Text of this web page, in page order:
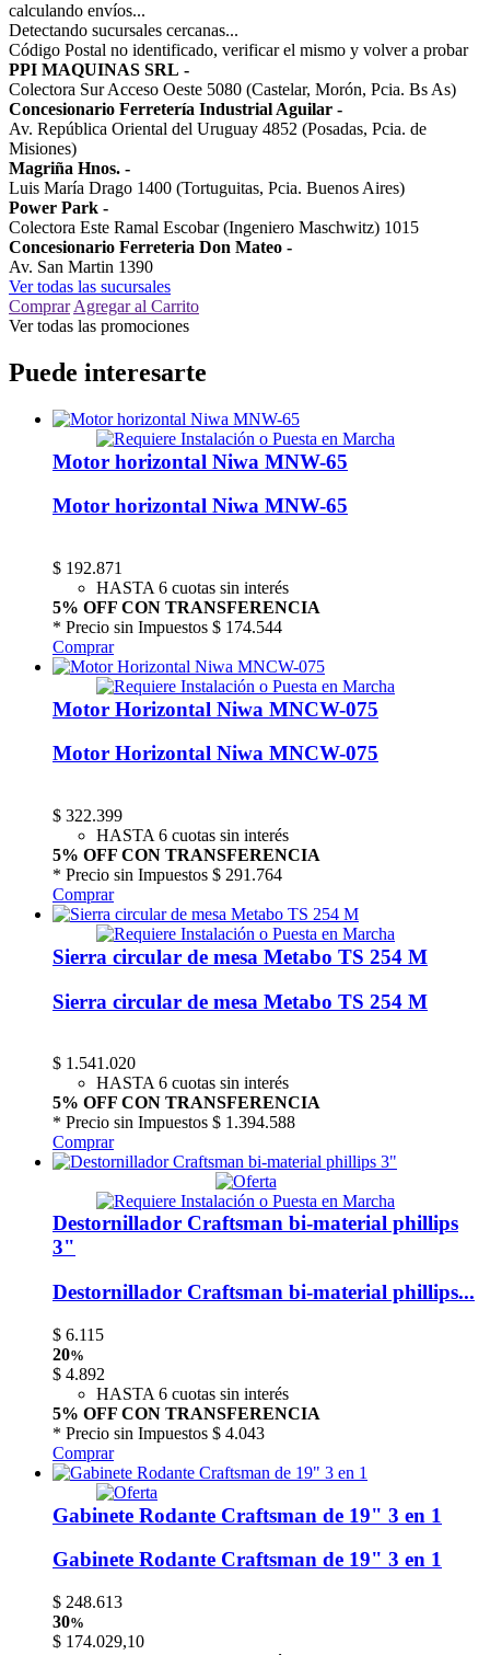
calculando envíos...
Detectando sucursales cercanas...
Código Postal no identificado, verificar el mismo y volver a probar
PPI MAQUINAS SRL -
Colectora Sur Acceso Oeste 5080 (Castelar, Morón, Pcia. Bs As)
Concesionario Ferretería Industrial Aguilar -
Av. República Oriental del Uruguay 4852 (Posadas, Pcia. de
Misiones)
Magriña Hnos. -
Luis María Drago 1400 (Tortuguitas, Pcia. Buenos Aires)
Power Park -
Colectora Este Ramal Escobar (Ingeniero Maschwitz) 1015
Concesionario Ferreteria Don Mateo -
Av. San Martin 1390
Ver todas las sucursales
Comprar Agregar al Carrito
Ver todas las promociones
Puede interesarte
Motor horizontal Niwa MNW-65
Motor horizontal Niwa MNW-65
$ 192.871
HASTA 6 cuotas sin interés
5% OFF CON TRANSFERENCIA
* Precio sin Impuestos $ 174.544
Comprar
Motor Horizontal Niwa MNCW-075
Motor Horizontal Niwa MNCW-075
$ 322.399
HASTA 6 cuotas sin interés
5% OFF CON TRANSFERENCIA
* Precio sin Impuestos $ 291.764
Comprar
Sierra circular de mesa Metabo TS 254 M
Sierra circular de mesa Metabo TS 254 M
$ 1.541.020
HASTA 6 cuotas sin interés
5% OFF CON TRANSFERENCIA
* Precio sin Impuestos $ 1.394.588
Comprar
Destornillador Craftsman bi-material phillips
3"
Destornillador Craftsman bi-material phillips...
$ 6.115
20%
$ 4.892
HASTA 6 cuotas sin interés
5% OFF CON TRANSFERENCIA
* Precio sin Impuestos $ 4.043
Comprar
Gabinete Rodante Craftsman de 19" 3 en 1
Gabinete Rodante Craftsman de 19" 3 en 1
$ 248.613
30%
$ 174.029,10